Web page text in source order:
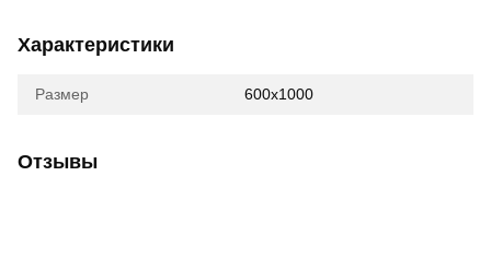
Характеристики
Размер 600x1000
Отзывы